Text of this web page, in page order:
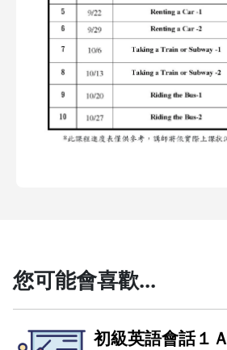
您可能會喜歡...
初級英語會話１Ａ